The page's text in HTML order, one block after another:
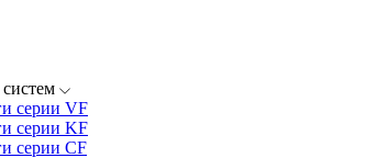
серии VF
серии KF
серии CF